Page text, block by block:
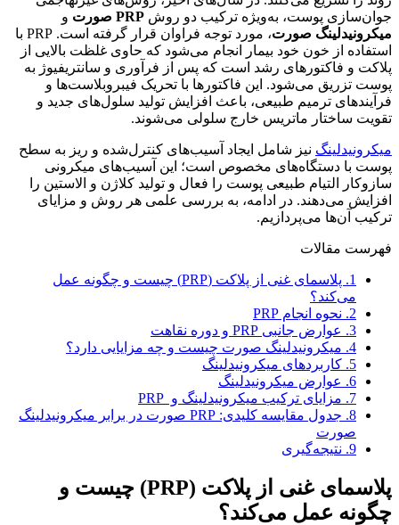
جوان‌سازی پوست، به‌ویژه ترکیب دو روش PRP صورت و
میکرونیدلینگ صورت
، مورد توجه فراوان قرار گرفته است. PRP با
استفاده از خون خود بیمار انجام می‌شود که حاوی غلظت بالایی از
پلاکت و فاکتورهای رشد است که پس از فرآوری و سانتریفیوژ به
پوست تزریق می‌شود. این فاکتورها با تحریک فیبروبلاست‌ها و
فرآیندهای ترمیم طبیعی، باعث افزایش تولید سلول‌های جدید و
تقویت ساختار ماتریس خارج سلولی می‌شوند.
میکرونیدلینگ نیز شامل ایجاد آسیب‌های کنترل‌شده و ریز به سطح
پوست با دستگاه‌های مخصوص است؛ این آسیب‌های میکرونی
سازوکار التیام طبیعی پوست را فعال و تولید کلاژن و الاستین را
افزایش می‌دهند. در ادامه، به بررسی علمی هر روش و مزایای
ترکیب آن‌ها می‌پردازیم.
فهرست مقالات
1.
پلاسمای غنی از پلاکت (PRP) چیست و چگونه عمل
می‌کند؟
2. نحوه انجام PRP
3. عوارض جانبی PRP و دوره نقاهت
4. میکرونیدلینگ صورت چیست و چه مزایایی دارد؟
5. کاربردهای میکرونیدلینگ
6. عوارض میکرونیدلینگ
7. مزایای ترکیب میکرونیدلینگ و PRP
8.
جدول مقایسه کلیدی: PRP صورت در برابر میکرونیدلینگ
صورت
9. نتیجه‌گیری
پلاسمای غنی از پلاکت (PRP) چیست و
چگونه عمل می‌کند؟